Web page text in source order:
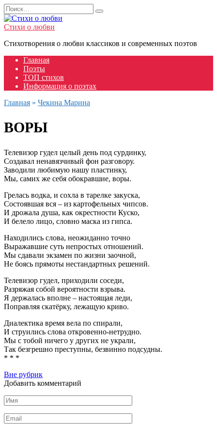
Перейти
к
содержанию
Search
for:
Стихи о любви
Стихотворения о любви классиков и современных поэтов
Главная
Поэты
ТОП стихов
Информация о поэтах
Главная » Чекина Марина
ВОРЫ
Телевизор гудел целый день под сурдинку,
Создавал ненавязчивый фон разговору.
Заводили любимую нашу пластинку,
Мы, самих же себя обокравшие, воры.
Грелась водка, и сохла в тарелке закуска,
Состоявшая вся – из картофельных чипсов.
И дрожала душа, как окрестности Куско,
И белело лицо, словно маска из гипса.
Находились слова, неожиданно точно
Выражавшие суть непростых отношений.
Мы сдавали экзамен по жизни заочной,
Не боясь прямоты нестандартных решений.
Телевизор гудел, приходили соседи,
Разряжая собой вероятности взрыва.
Я держалась вполне – настоящая леди,
Поправляя скатёрку, лежащую криво.
Диалектика время вела по спирали,
И струились слова откровенно-нетрудно.
Мы с тобой ничего у других не украли,
Так безгрешно преступны, безвинно подсудны.
* * *
Вне рубрик
Добавить комментарий
Имя
Email